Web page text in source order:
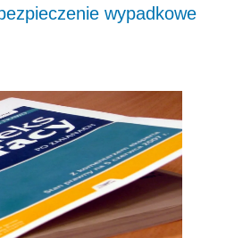
wypadkowe